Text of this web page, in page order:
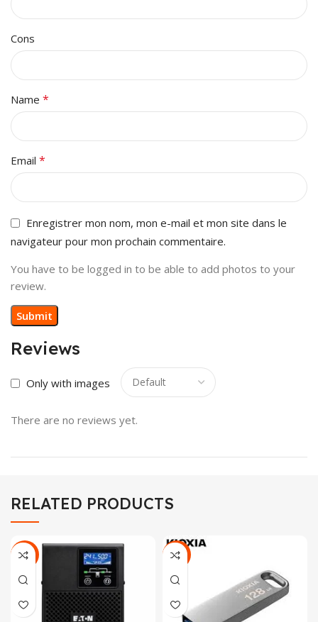
Reviews
Only with images
There are no reviews yet.
Cons
Name *
Email *
Enregistrer mon nom, mon e-mail et mon site dans le
navigateur pour mon prochain commentaire.
You have to be logged in to be able to add photos to your
review.
RELATED PRODUCTS
-8% -10%